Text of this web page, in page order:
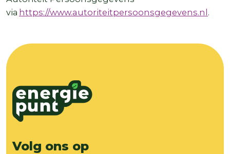
via https://www.autoriteitpersoonsgegevens.nl.
Volg ons op